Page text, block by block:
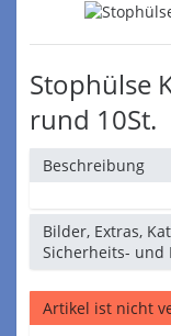
Stophülse
rund 10St.
Beschreibung
Bilder, Extras,
Sicherheits- und
Artikel ist nicht